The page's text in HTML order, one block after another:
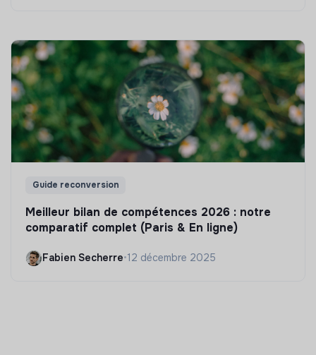
Guide reconversion
Meilleur bilan de compétences 2026 : notre
comparatif complet (Paris & En ligne)
Fabien Secherre•12 décembre 2025